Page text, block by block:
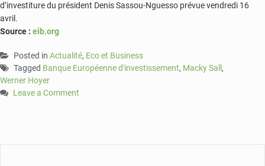
d’investiture du président Denis Sassou-Nguesso prévue vendredi 16
avril.
Source : eib.org
Posted in Actualité, Eco et Business
Tagged Banque Européenne d'investissement, Macky Sall ,
Werner Hoyer
Leave a Comment